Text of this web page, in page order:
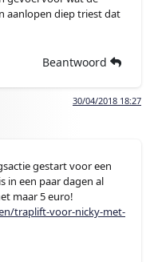
aanlopen diep triest dat
Beantwoord
30/04/2018 18:27
gestart voor een
in een paar dagen al
maar 5 euro!
traplift-voor-nicky-met-